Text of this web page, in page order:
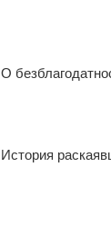
О
История